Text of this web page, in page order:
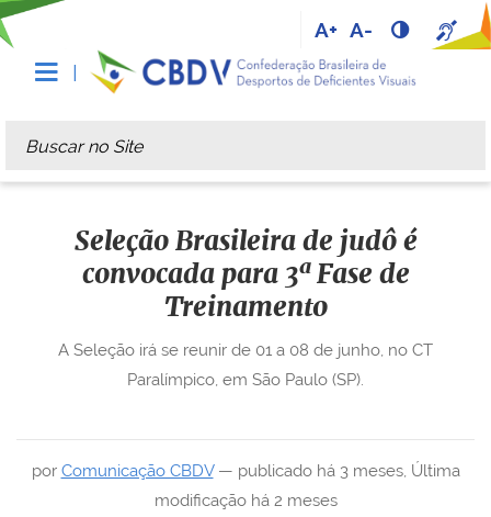
A+ A-
Busca
Busca Avançada…
Seleção Brasileira de judô é
convocada para 3ª Fase de
Treinamento
por Comunicação CBDV— publicado há 3 meses, Última
modificação há 2 meses
A Seleção irá se reunir de 01 a 08 de junho, no CT
Paralímpico, em São Paulo (SP).